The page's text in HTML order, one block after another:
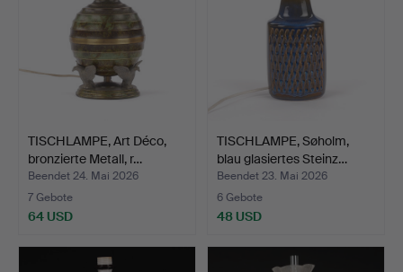
TISCHLAMPE, Art Déco,
bronzierte Metall, r…
Beendet 24. Mai 2026
7 Gebote
64 USD
TISCHLAMPE, Søholm,
blau glasiertes Steinz…
Beendet 23. Mai 2026
6 Gebote
48 USD